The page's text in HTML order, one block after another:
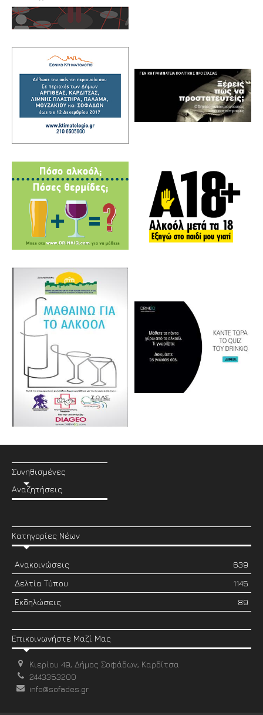
Συνηθισμένες
Αναζητήσεις
Κατηγορίες Νέων
Ανακοινώσεις
639
Δελτία Τύπου
1145
Εκδηλώσεις
89
Επικοινωνήστε Μαζί Μας
Κιερίου 49, Δήμος Σοφάδων, Καρδίτσα
2443353200
info@sofades.gr